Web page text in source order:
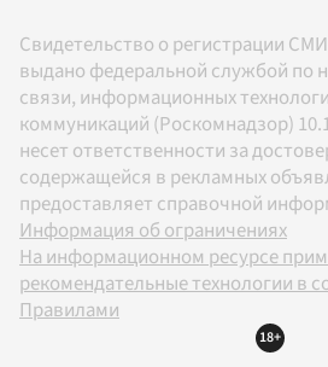
Свидетельство о регистрации
выдано федеральной службой по
связи, информационных
коммуникаций (Роскомнадзор)
несет ответственности за
содержащейся в рекламных
предоставляет справочной
Информация об ограничениях
На информационном ресурсе
рекомендательные технологии в
Правилами
18+